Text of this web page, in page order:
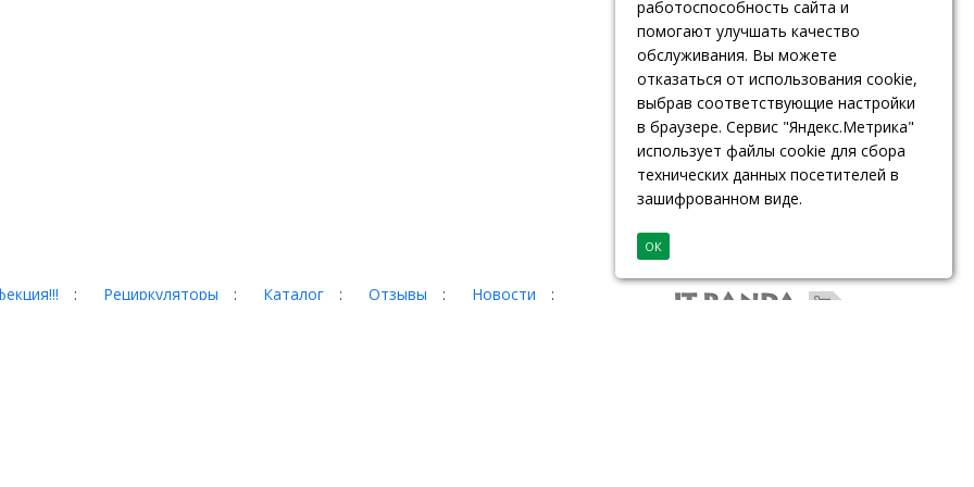
: Рециркуляторы : Каталог : Отзывы : Новости
:
работоспособность сайта и
помогают улучшать качество
обслуживания. Вы можете
отказаться от использования cookie,
выбрав соответствующие настройки
в браузере. Сервис "Яндекс.Метрика"
использует файлы cookie для сбора
технических данных посетителей в
зашифрованном виде.
ОК